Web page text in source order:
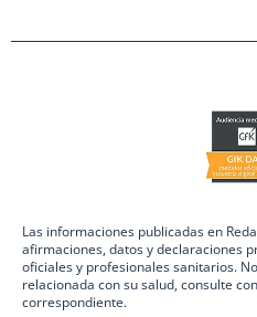
Las informaciones publicadas en
afirmaciones, datos y declaraciones
oficiales y profesionales sanitarios.
relacionada con su salud, consulte
correspondiente.